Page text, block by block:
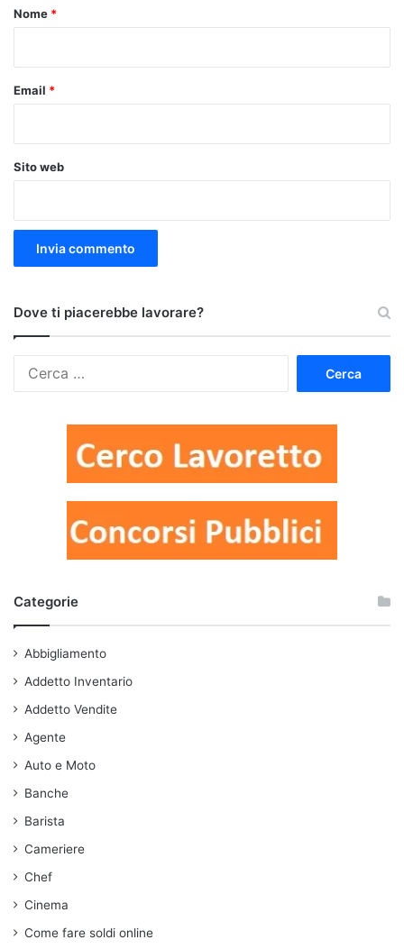
o
Nome *
Email *
Sito web
Dove ti piacerebbe lavorare?
Categorie
Abbigliamento
Addetto Inventario
Addetto Vendite
Agente
Auto e Moto
Banche
Barista
Cameriere
Chef
Cinema
Come fare soldi online